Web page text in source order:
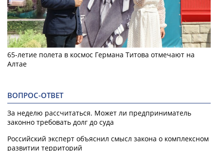
65-летие полета в космос Германа Титова отмечают на
Алтае
ВОПРОС-ОТВЕТ
За неделю рассчитаться. Может ли предприниматель
законно требовать долг до суда
Российский эксперт объяснил смысл закона о комплексном
развитии территорий